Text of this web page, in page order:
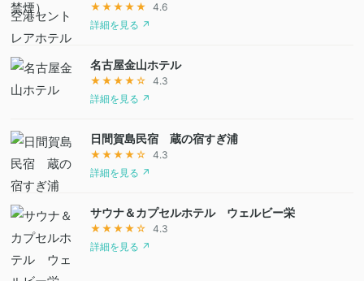
★★★★★
4.6
詳細を見る ↗
名古屋金山ホテル
★★★★☆
4.3
詳細を見る ↗
日間賀島民宿 蔵の宿すぎ浦
★★★★☆
4.3
詳細を見る ↗
サウナ＆カプセルホテル ウェルビー栄
★★★★☆
4.3
詳細を見る ↗